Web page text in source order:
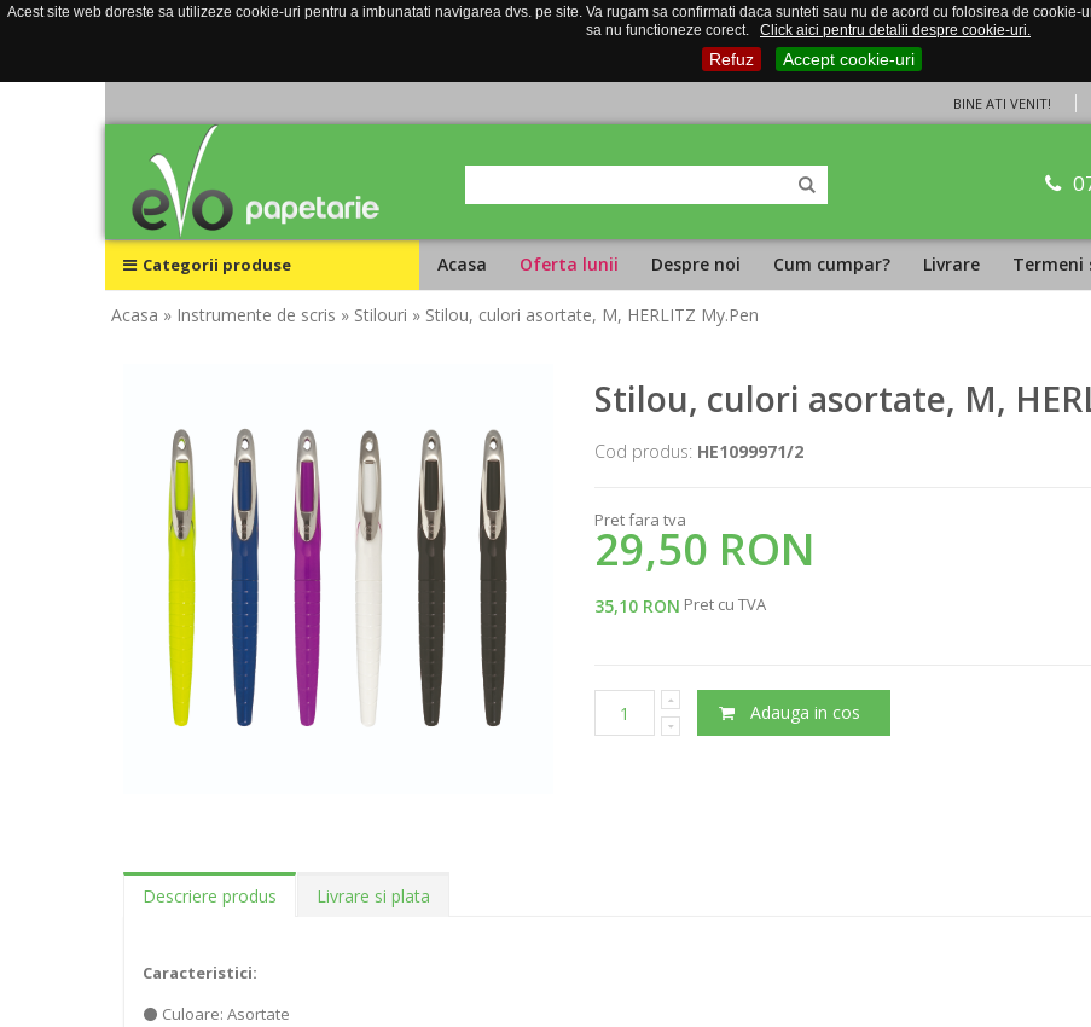
Acest site web doreste sa utilizeze cookie-uri pentru a imbunatati navigarea dvs. pe site. Va rugam sa confirmati daca sunteti sau nu de acord cu folosirea de
sa nu functioneze corect.
Click aici pentru detalii despre cookie-uri.
Refuz Accept cookie-uri
BINE ATI VENIT!
Categorii produse Acasa Oferta lunii Despre noi Cum cumpar? Livrare Termeni
Acasa » Instrumente de scris » Stilouri » Stilou, culori asortate, M, HERLITZ My.Pen
Stilou, culori asortate, M,
Cod produs: HE1099971/2
Pret fara tva
29,50 RON
35,10 RON Pret cu TVA
Adauga in cos
Descriere produs Livrare si plata
Caracteristici:
⚫ Culoare: Asortate